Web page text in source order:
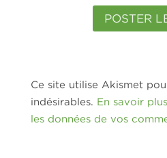
Ce site utilise Akismet
indésirables. En savoir
les données de vos